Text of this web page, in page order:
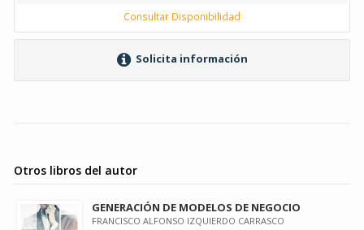
Consultar Disponibilidad
Solicita información
Otros libros del autor
GENERACIÓN DE MODELOS DE NEGOCIO
FRANCISCO ALFONSO IZQUIERDO CARRASCO